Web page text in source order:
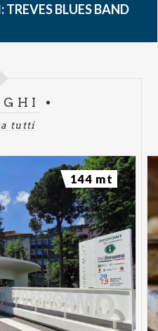
TREVES BLUES BAND
tutti
144 mt